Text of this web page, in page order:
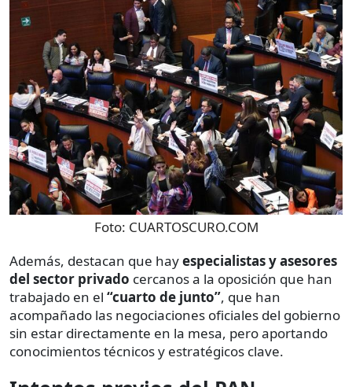
Foto: CUARTOSCURO.COM
Además, destacan que hayespecialistas y asesores
del sector privado cercanos a la oposición que han
trabajado en el “cuarto de junto”, que han
acompañado las negociaciones oficiales del gobierno
sin estar directamente en la mesa, pero aportando
conocimientos técnicos y estratégicos clave.